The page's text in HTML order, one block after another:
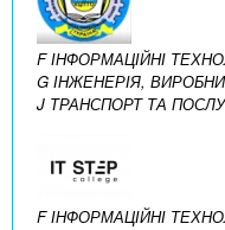
F ІНФОРМАЦІЙНІ
G ІНЖЕНЕРІЯ,
J ТРАНСПОРТ ТА
F ІНФОРМАЦІЙНІ